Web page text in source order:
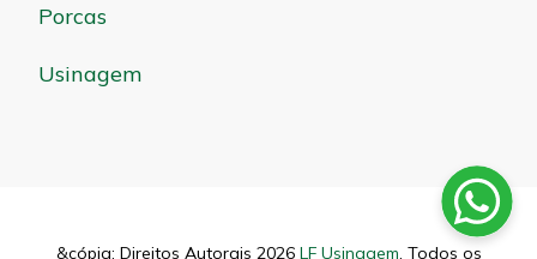
Porcas
Usinagem
&cópia; Direitos Autorais 2026 LF Usinagem. Todos os